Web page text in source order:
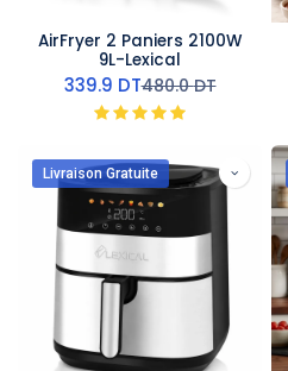
AirFryer 2 Paniers 2100W
9L-Lexical
339.9 DT480.0DT
Livraison Gratuite